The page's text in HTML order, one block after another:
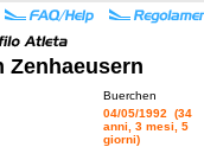
Zenhaeusern
Buerchen
04/05/1992 (34
anni, 3 mesi, 5
giorni)